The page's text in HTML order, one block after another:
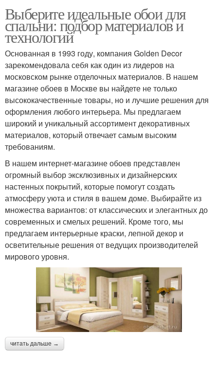
Выберите идеальные обои для
спальни: подбор материалов и
технологий
Основанная в 1993 году, компания Golden Decor
зарекомендовала себя как один из лидеров на
московском рынке отделочных материалов. В нашем
магазине обоев в Москве вы найдете не только
высококачественные товары, но и лучшие решения для
оформления любого интерьера. Мы предлагаем
широкий и уникальный ассортимент декоративных
материалов, который отвечает самым высоким
требованиям.
В нашем интернет-магазине обоев представлен
огромный выбор эксклюзивных и дизайнерских
настенных покрытий, которые помогут создать
атмосферу уюта и стиля в вашем доме. Выбирайте из
множества вариантов: от классических и элегантных до
современных и смелых решений. Кроме того, мы
предлагаем интерьерные краски, лепной декор и
осветительные решения от ведущих производителей
мирового уровня.
читать дальше →